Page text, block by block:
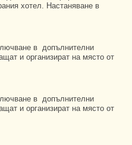
хотел. Настаняване в
в допълнителни
и организират на място от
в допълнителни
и организират на място от